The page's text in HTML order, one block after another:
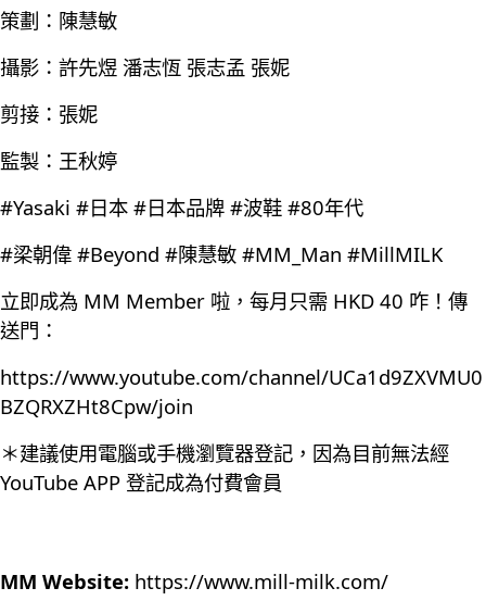
策劃：陳慧敏
攝影：許先煜 潘志恆 張志孟 張妮
剪接：張妮
監製：王秋婷
#Yasaki #日本 #日本品牌 #波鞋 #80年代
#梁朝偉 #Beyond #陳慧敏 #MM_Man #MillMILK
立即成為 MM Member 啦，每月只需 HKD 40 咋！傳
送門：
https://www.youtube.com/channel/UCa1d9ZXVMU0
BZQRXZHt8Cpw/join
＊建議使用電腦或手機瀏覽器登記，因為目前無法經
YouTube APP 登記成為付費會員
MM Website: https://www.mill-milk.com/